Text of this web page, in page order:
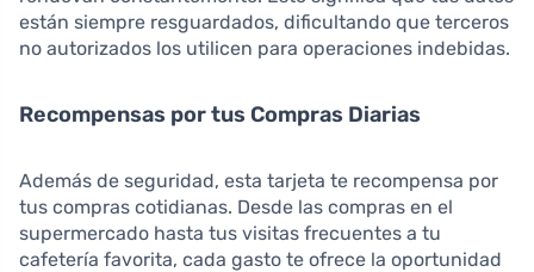
están siempre resguardados, dificultando que terceros
no autorizados los utilicen para operaciones indebidas.
Recompensas por tus Compras Diarias
Además de seguridad, esta tarjeta te recompensa por
tus compras cotidianas. Desde las compras en el
supermercado hasta tus visitas frecuentes a tu
cafetería favorita, cada gasto te ofrece la oportunidad